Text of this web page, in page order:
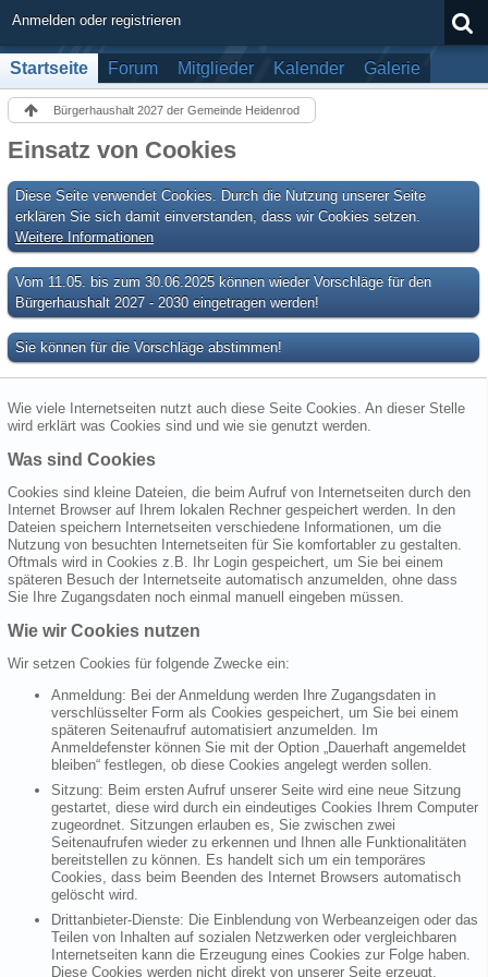
Anmelden oder registrieren
Startseite Forum Mitglieder Kalender Galerie
Bürgerhaushalt 2027 der Gemeinde Heidenrod
Einsatz von Cookies
Diese Seite verwendet Cookies. Durch die Nutzung unserer Seite
erklären Sie sich damit einverstanden, dass wir Cookies setzen.
Weitere Informationen
Vom 11.05. bis zum 30.06.2025 können wieder Vorschläge für den
Bürgerhaushalt 2027 - 2030 eingetragen werden!
Sie können für die Vorschläge abstimmen!
Wie viele Internetseiten nutzt auch diese Seite Cookies. An dieser Stelle
wird erklärt was Cookies sind und wie sie genutzt werden.
Was sind Cookies
Cookies sind kleine Dateien, die beim Aufruf von Internetseiten durch den
Internet Browser auf Ihrem lokalen Rechner gespeichert werden. In den
Dateien speichern Internetseiten verschiedene Informationen, um die
Nutzung von besuchten Internetseiten für Sie komfortabler zu gestalten.
Oftmals wird in Cookies z.B. Ihr Login gespeichert, um Sie bei einem
späteren Besuch der Internetseite automatisch anzumelden, ohne dass
Sie Ihre Zugangsdaten noch einmal manuell eingeben müssen.
Wie wir Cookies nutzen
Wir setzen Cookies für folgende Zwecke ein:
Anmeldung: Bei der Anmeldung werden Ihre Zugangsdaten in
verschlüsselter Form als Cookies gespeichert, um Sie bei einem
späteren Seitenaufruf automatisiert anzumelden. Im
Anmeldefenster können Sie mit der Option „Dauerhaft angemeldet
bleiben“ festlegen, ob diese Cookies angelegt werden sollen.
Sitzung: Beim ersten Aufruf unserer Seite wird eine neue Sitzung
gestartet, diese wird durch ein eindeutiges Cookies Ihrem Computer
zugeordnet. Sitzungen erlauben es, Sie zwischen zwei
Seitenaufrufen wieder zu erkennen und Ihnen alle Funktionalitäten
bereitstellen zu können. Es handelt sich um ein temporäres
Cookies, dass beim Beenden des Internet Browsers automatisch
gelöscht wird.
Drittanbieter-Dienste: Die Einblendung von Werbeanzeigen oder das
Teilen von Inhalten auf sozialen Netzwerken oder vergleichbaren
Internetseiten kann die Erzeugung eines Cookies zur Folge haben.
Diese Cookies werden nicht direkt von unserer Seite erzeugt,